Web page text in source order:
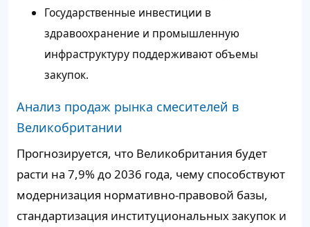
Государственные инвестиции в
здравоохранение и промышленную
инфраструктуру поддерживают объемы
закупок.
Анализ продаж рынка смесителей в
Великобритании
Прогнозируется, что Великобритания будет
расти на 7,9% до 2036 года, чему способствуют
модернизация нормативно-правовой базы,
стандартизация институциональных закупок и